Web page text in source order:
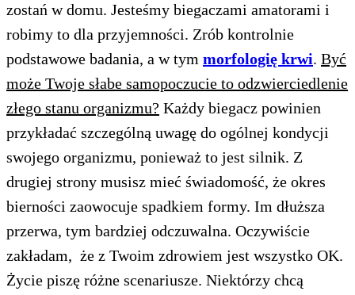
zostań w domu. Jesteśmy biegaczami amatorami i
robimy to dla przyjemności. Zrób kontrolnie
podstawowe badania, a w tym morfologię krwi. Być
może Twoje słabe samopoczucie to odzwierciedlenie
złego stanu organizmu? Każdy biegacz powinien
przykładać szczególną uwagę do ogólnej kondycji
swojego organizmu, ponieważ to jest silnik. Z
drugiej strony musisz mieć świadomość, że okres
bierności zaowocuje spadkiem formy. Im dłuższa
przerwa, tym bardziej odczuwalna. Oczywiście
zakładam, że z Twoim zdrowiem jest wszystko OK.
Życie piszę różne scenariusze. Niektórzy chcą